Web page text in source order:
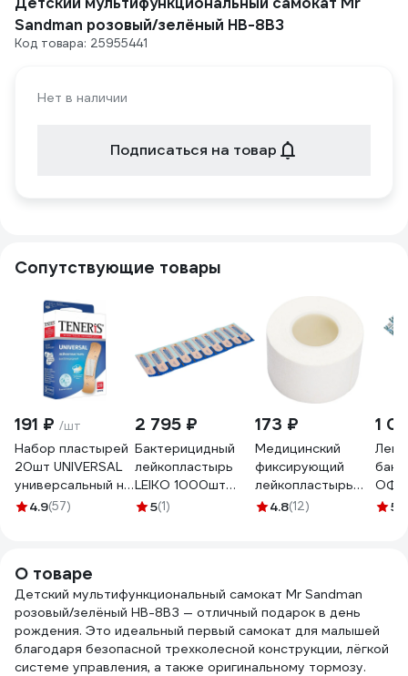
Sandman розовый/зелёный HB-8BЗ
Код товара: 25955441
Нет в наличии
Подписаться на товар
Сопутствующие товары
191 ₽ /шт
Набор пластырей
20шт UNIVERSAL
универсальный на
полимерной
630289
4.9(57)
2 795 ₽
Бактерицидный
лейкопластырь
LEIKO 1000шт
1,9х7,2 см на
5(1)
173 ₽
Медицинский
фиксирующий
лейкопластырь
LEIKO в рулоне
коробке 630268
4.8(12)
1
5
О товаре
Детский мультифункциональный самокат Mr Sandman
розовый/зелёный HB-8BЗ — отличный подарок в день
рождения. Это идеальный первый самокат для малышей
благодаря безопасной трехколесной конструкции, лёгкой
системе управления, а также оригинальному тормозу.